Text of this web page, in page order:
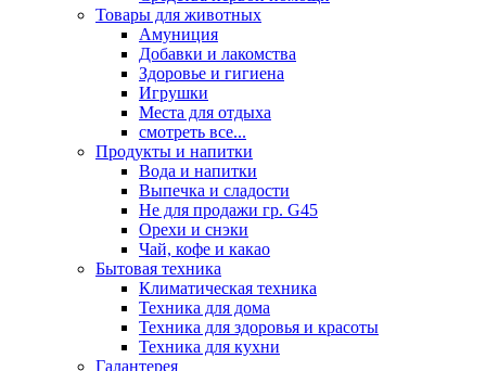
Товары для животных
Амуниция
Добавки и лакомства
Здоровье и гигиена
Игрушки
Места для отдыха
смотреть все...
Продукты и напитки
Вода и напитки
Выпечка и сладости
Не для продажи гр. G45
Орехи и снэки
Чай, кофе и какао
Бытовая техника
Климатическая техника
Техника для дома
Техника для здоровья и красоты
Техника для кухни
Галантерея